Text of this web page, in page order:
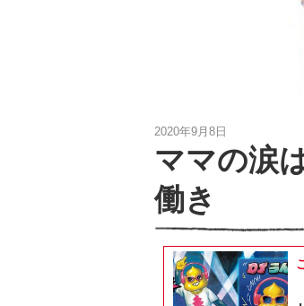
2020年9月8日
ママの涙
働き